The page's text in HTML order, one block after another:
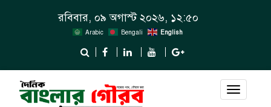
রবিবার, ০৯ অগাস্ট ২০২৬, ১২:৫০
Arabic Bengali English
Toggle